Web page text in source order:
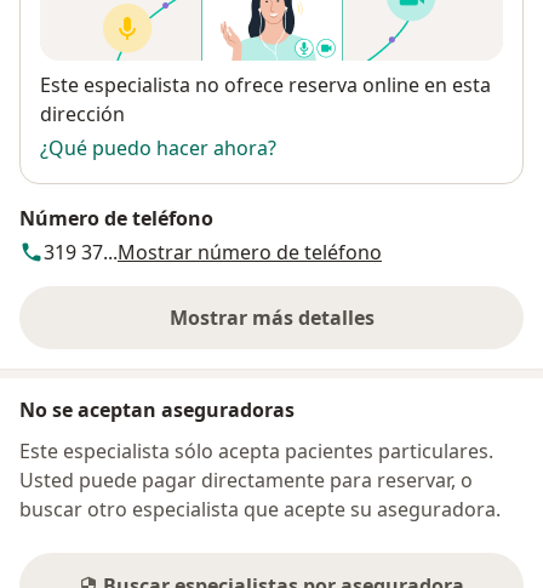
Disponibilidad
Este especialista no ofrece reserva online en esta
dirección
¿Qué puedo hacer ahora?
Número de teléfono
319 37...Mostrar número de teléfono
Mostrar más detalles
sobre la dirección
No se aceptan aseguradoras
Este especialista sólo acepta pacientes particulares.
Usted puede pagar directamente para reservar, o
buscar otro especialista que acepte su aseguradora.